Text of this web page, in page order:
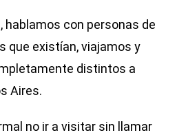
con personas de
que existí­an, viajamos y
distintos a
Aires.
no ir a visitar sin llamar